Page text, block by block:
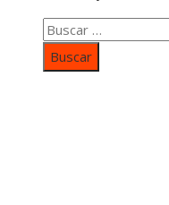
Buscar: